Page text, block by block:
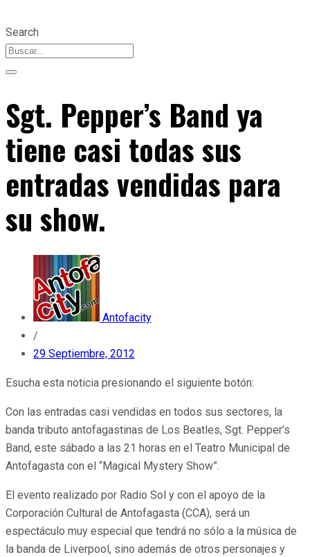
Search
Sgt. Pepper’s Band ya
tiene casi todas sus
entradas vendidas para
su show.
Antofacity
/
29 Septiembre, 2012
Esucha esta noticia presionando el siguiente botón:
Con las entradas casi vendidas en todos sus sectores, la
banda tributo antofagastinas de Los Beatles, Sgt. Pepper’s
Band, este sábado a las 21 horas en el Teatro Municipal de
Antofagasta con el “Magical Mystery Show”.
El evento realizado por Radio Sol y con el apoyo de la
Corporación Cultural de Antofagasta (CCA), será un
espectáculo muy especial que tendrá no sólo a la música de
la banda de Liverpool, sino además de otros personajes y